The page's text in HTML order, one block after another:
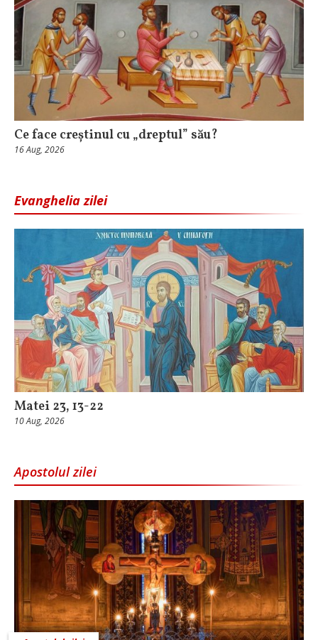
Ce face creștinul cu „dreptul” său?
16 Aug, 2026
Evanghelia zilei
Matei 23, 13-22
10 Aug, 2026
Apostolul zilei